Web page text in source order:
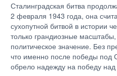
Сталинградская битва
2 февраля 1943 года, она
сухопутной битвой в истории
только грандиозные
политическое значение. Без
что именно после победы под
обрело надежду на победу